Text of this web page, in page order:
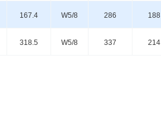
167.4 W5/8 286 188
318.5 W5/8 337 214